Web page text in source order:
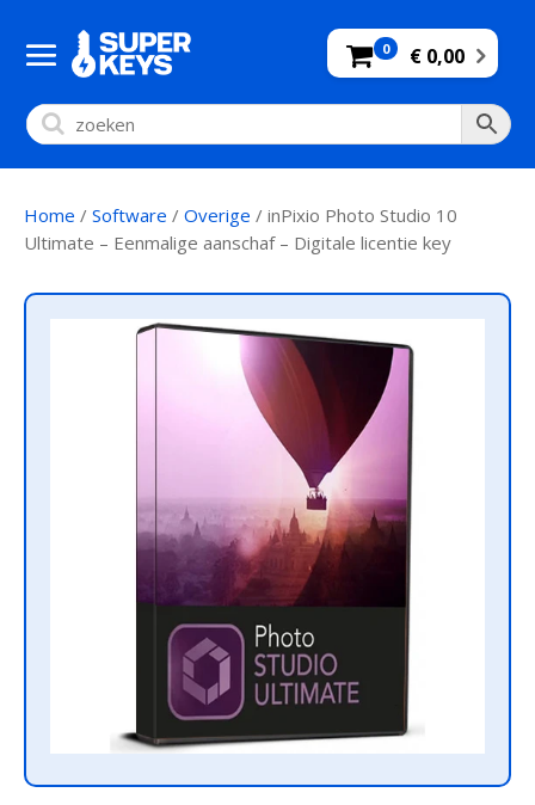
0 € 0,00
Home / Software / Overige / inPixio Photo Studio 10
Ultimate – Eenmalige aanschaf – Digitale licentie key